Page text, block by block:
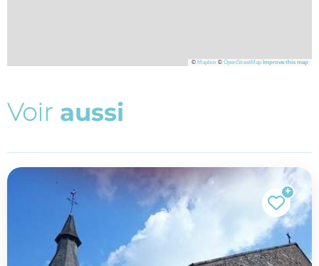
© Mapbox © OpenStreetMap Improve this map
Voir aussi